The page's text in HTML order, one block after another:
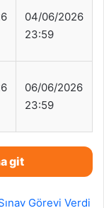
04/06/2026
23:59
06/06/2026
23:59
git